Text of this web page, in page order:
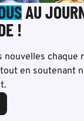
AU
!
nouvelles chaque
en soutenant